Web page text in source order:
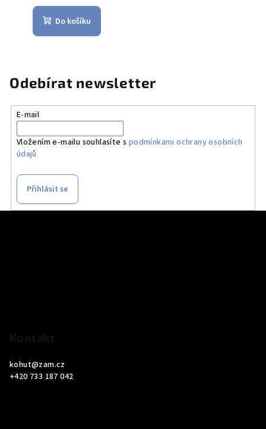
Do košíku
Odebírat newsletter
E-mail
Vložením e-mailu souhlasíte s podmínkami ochrany osobních
údajů
Přihlásit se
kohut@zam.cz
+420 733 187 042